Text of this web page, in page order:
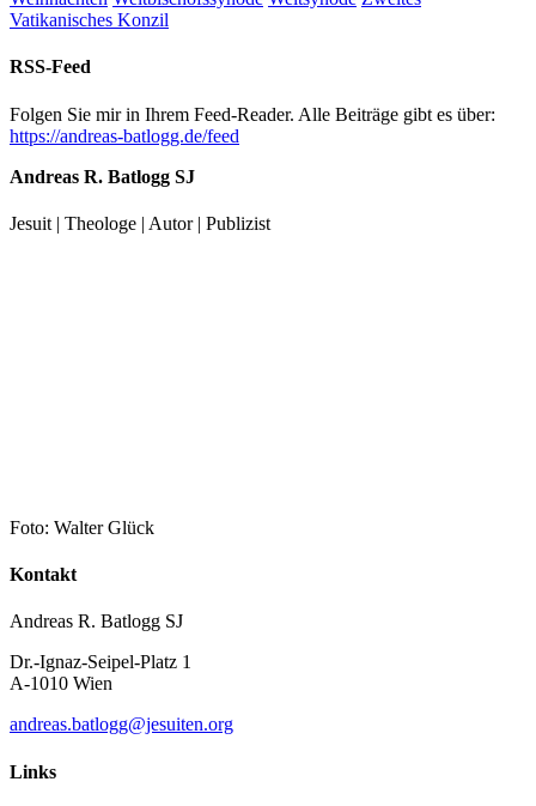
Vatikanisches Konzil
RSS-Feed
Folgen Sie mir in Ihrem Feed-Reader. Alle Beiträge gibt es über:
https://andreas-batlogg.de/feed
Andreas R. Batlogg SJ
Jesuit | Theologe | Autor | Publizist
Foto: Walter Glück
Kontakt
Andreas R. Batlogg SJ
Dr.-Ignaz-Seipel-Platz 1
A-1010 Wien
andreas.batlogg@jesuiten.org
Links